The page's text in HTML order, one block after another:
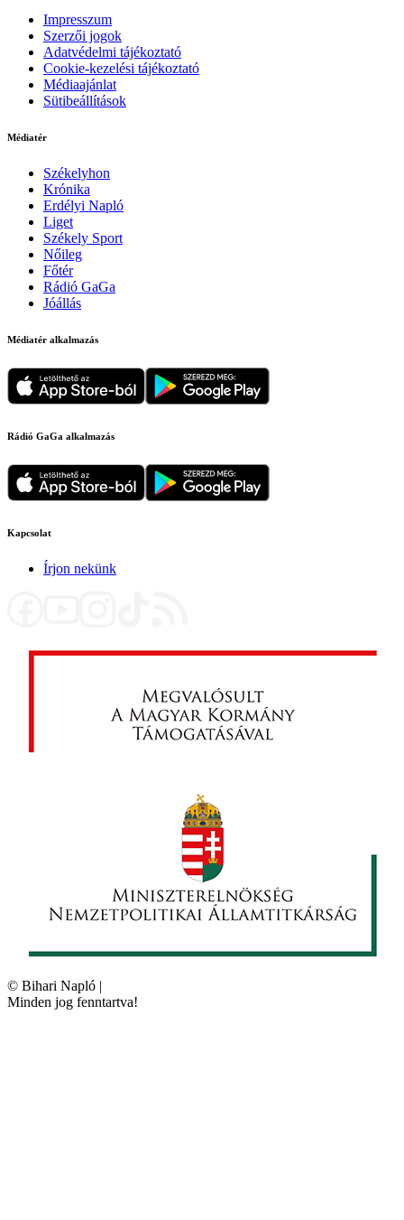
Impresszum
Szerzői jogok
Adatvédelmi tájékoztató
Cookie-kezelési tájékoztató
Médiaajánlat
Sütibeállítások
Médiatér
Székelyhon
Krónika
Erdélyi Napló
Liget
Székely Sport
Nőileg
Főtér
Rádió GaGa
Jóállás
Médiatér alkalmazás
Rádió GaGa alkalmazás
Kapcsolat
Írjon nekünk
© Bihari Napló |
Minden jog fenntartva!